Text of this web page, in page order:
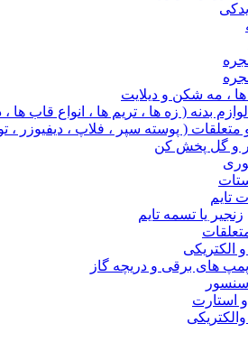
، مه‌ شکن و دیلایت
بدنه ( زه ها ، تریم ها ، انواع قاب
متعلقات ( پوسته سپر ، فلاپ ، دیفیوزر ،
و گل‌ پخش‌ کن
تایم
زنجیر یا تسمه تایم
الکتریکی
پمپ های برقی و دریچه گاز
سنسور
و استارت